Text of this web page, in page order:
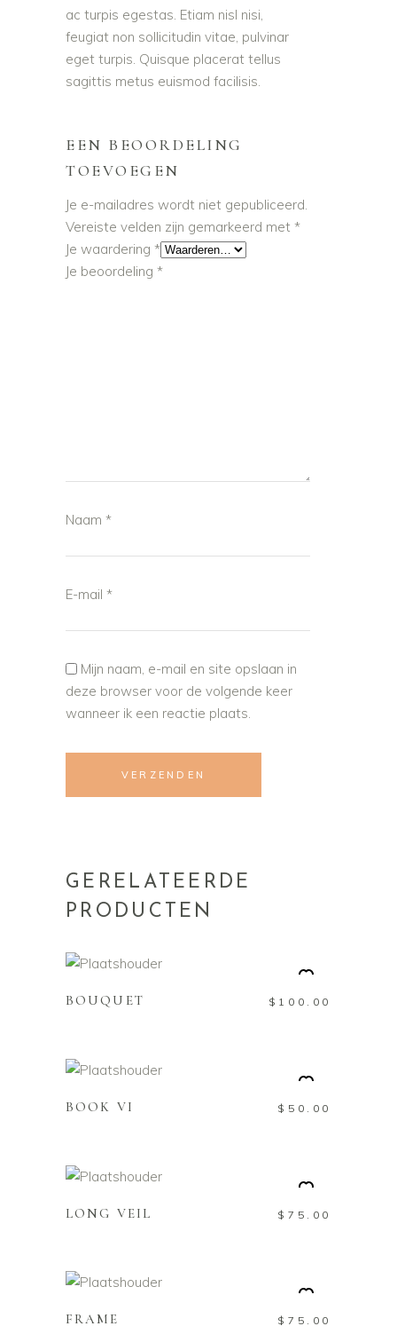
ac turpis egestas. Etiam nisl nisi,
feugiat non sollicitudin vitae, pulvinar
eget turpis. Quisque placerat tellus
sagittis metus euismod facilisis.
EEN BEOORDELING
TOEVOEGEN
Je e-mailadres wordt niet gepubliceerd.
Vereiste velden zijn gemarkeerd met *
Je waardering *
Je beoordeling *
Naam *
E-mail *
Mijn naam, e-mail en site opslaan in
deze browser voor de volgende keer
wanneer ik een reactie plaats.
GERELATEERDE
PRODUCTEN
BOUQUET $ 100.00
BOOK VI $ 50.00
LONG VEIL $ 75.00
FRAME $ 75.00